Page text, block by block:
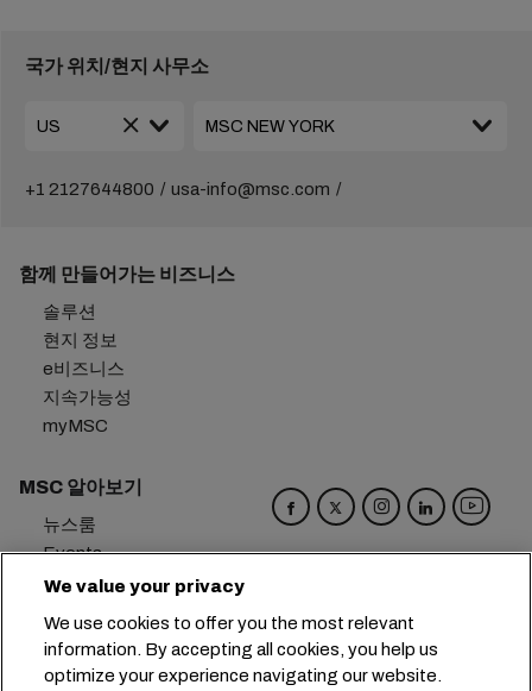
국가 위치/현지 사무소
+1 2127644800 usa-info@msc.com
함께 만들어가는 비즈니스
솔루션
현지 정보
e비즈니스
지속가능성
myMSC
MSC 알아보기
뉴스룸
Events
Blog
문의하기
환경 설정 센터
We value your privacy
We use cookies to offer you the most relevant
information. By accepting all cookies, you help us
optimize your experience navigating our website.